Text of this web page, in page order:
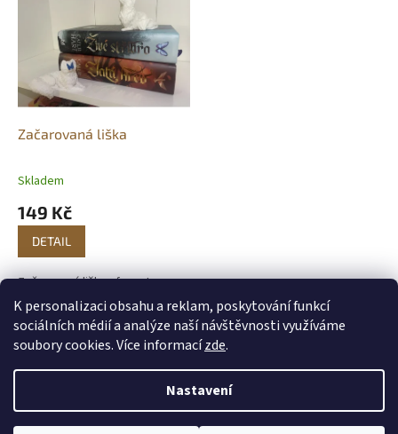
K personalizaci obsahu a reklam, poskytování funkcí
sociálních médií a analýze naší návštěvnosti využíváme
soubory cookies. Více informacízde.
Nastavení
Začarovaná liška
Skladem
149 Kč
DETAIL
Začarovaná liška - fan art
dekorace ispirovaná sérií Živé
Stříbro Licenced by Kariprints3d